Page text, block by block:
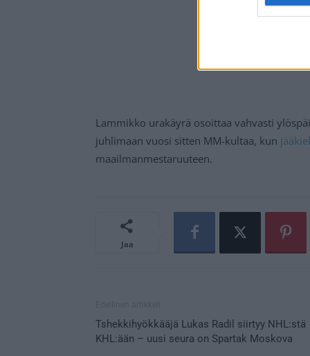
Lammikko urakäyrä osoittaa vahvasti
juhlimaan vuosi sitten MM-kultaa, kun
maailmanmestaruuteen.
Jaa
Tshekkihyökkääjä Lukas Radil siirtyy NHL:stä
KHL:ään – uusi seura on Spartak Moskova